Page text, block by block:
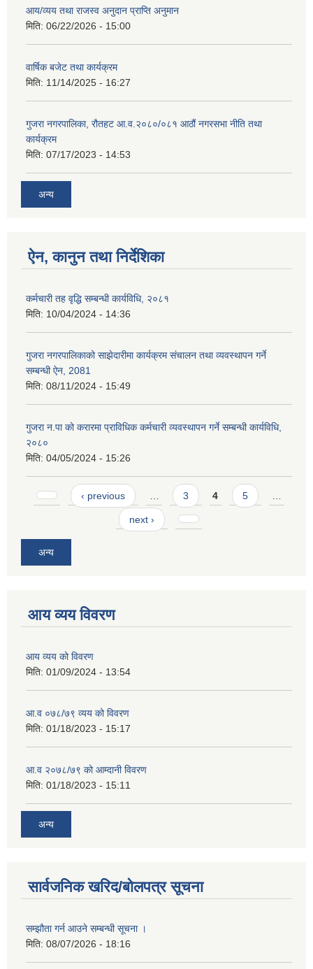
आय/व्यय तथा राजस्व अनुदान प्राप्ति अनुमान
मिति: 06/22/2026 - 15:00
वार्षिक बजेट तथा कार्यक्रम
मिति: 11/14/2025 - 16:27
गुजरा नगरपालिका, रौतहट आ.व.२०८०/०८१ आठौं नगरसभा नीति तथा
कार्यक्रम
मिति: 07/17/2023 - 14:53
अन्य
ऐन, कानुन तथा निर्देशिका
कर्मचारी तह वृद्धि सम्बन्धी कार्यविधि, २०८१
मिति: 10/04/2024 - 14:36
गुजरा नगरपालिकाको साझेदारीमा कार्यक्रम संचालन तथा व्यवस्थापन गर्ने
सम्बन्धी ऐन, 2081
मिति: 08/11/2024 - 15:49
गुजरा न.पा को करारमा प्राविधिक कर्मचारी व्यवस्थापन गर्ने सम्बन्धी कार्यविधि,
२०८०
मिति: 04/05/2024 - 15:26
Pages ‹ previous … 3 4 5 …
next ›
अन्य
आय व्यय विवरण
आय व्यय को विवरण
मिति: 01/09/2024 - 13:54
आ.व ०७८/७९ व्यय को विवरण
मिति: 01/18/2023 - 15:17
आ.व २०७८/७९ को आम्दानी विवरण
मिति: 01/18/2023 - 15:11
अन्य
सार्वजनिक खरिद/बोलपत्र सूचना
सम्झौता गर्न आउने सम्बन्धी सूचना ।
मिति: 08/07/2026 - 18:16